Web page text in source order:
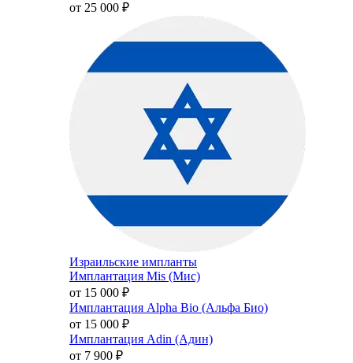
от 25 000 ₽
Израильские импланты
Имплантация Mis (Мис)
от 15 000 ₽
Имплантация Alpha Bio (Альфа Био)
от 15 000 ₽
Имплантация Adin (Адин)
от 7 900 ₽